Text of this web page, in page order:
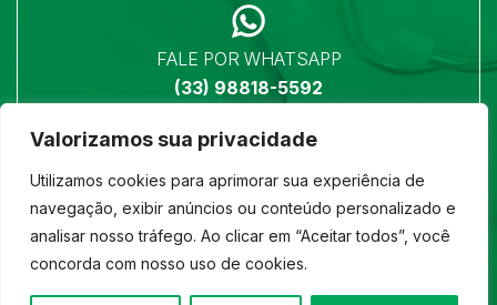
Valorizamos sua privacidade
Utilizamos cookies para aprimorar sua experiência de
navegação, exibir anúncios ou conteúdo personalizado e
analisar nosso tráfego. Ao clicar em “Aceitar todos”, você
concorda com nosso uso de cookies.
FALE POR WHATSAPP
(33) 98818-5592
LOCALIZAÇÃO